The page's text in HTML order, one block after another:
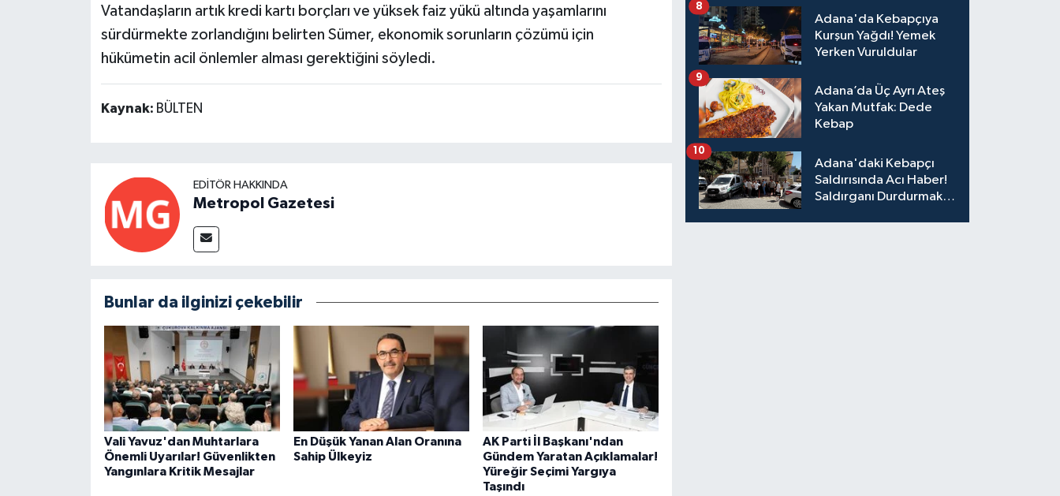
Vatandaşların artık kredi kartı borçları ve yüksek faiz yükü altında yaşamlarını
sürdürmekte zorlandığını belirten Sümer, ekonomik sorunların çözümü için
hükümetin acil önlemler alması gerektiğini söyledi.
Kaynak: BÜLTEN
EDITÖR HAKKINDA
Metropol Gazetesi
Bunlar da ilginizi çekebilir
Vali Yavuz'dan Muhtarlara
Önemli Uyarılar! Güvenlikten
Yangınlara Kritik Mesajlar
En Düşük Yanan Alan Oranına
Sahip Ülkeyiz
AK Parti İl Başkanı'ndan
Gündem Yaratan Açıklamalar!
Yüreğir Seçimi Yargıya
Taşındı
Adana'da Kebapçıya
Kurşun Yağdı! Yemek
Yerken Vuruldular
8
Adana’da Üç Ayrı Ateş
Yakan Mutfak: Dede
Kebap
9
Adana'daki Kebapçı
Saldırısında Acı Haber!
Saldırganı Durdurmak
10